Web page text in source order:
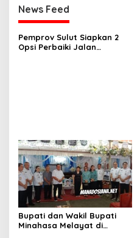
News Feed
Pemprov Sulut Siapkan 2
Opsi Perbaiki Jalan
Bupati dan Wakil Bupati
Minahasa Melayat di